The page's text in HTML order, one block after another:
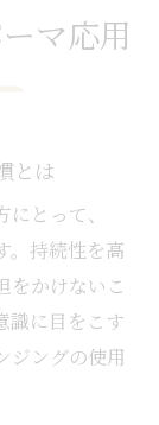
マ応用
とは
とって、
。持続性を高
をかけないこ
識に目をこす
ジングの使用